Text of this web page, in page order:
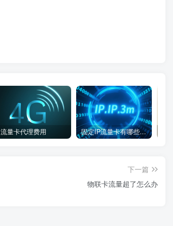
流量卡代理费用 固定IP流量卡有哪些：类型、特点
下一篇
物联卡流量超了怎么办